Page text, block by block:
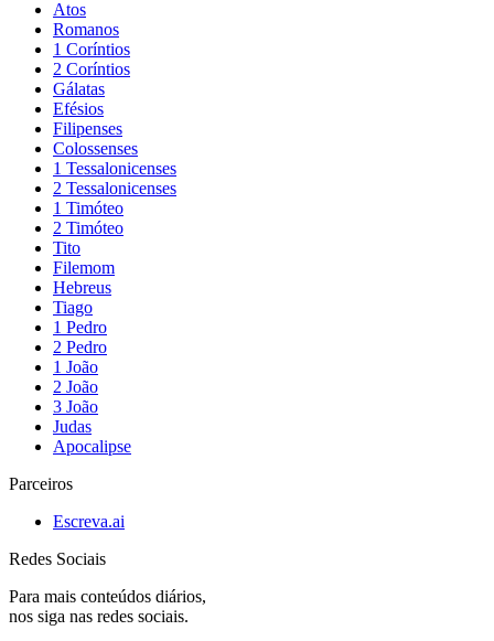
Atos
Romanos
1 Coríntios
2 Coríntios
Gálatas
Efésios
Filipenses
Colossenses
1 Tessalonicenses
2 Tessalonicenses
1 Timóteo
2 Timóteo
Tito
Filemom
Hebreus
Tiago
1 Pedro
2 Pedro
1 João
2 João
3 João
Judas
Apocalipse
Parceiros
Escreva.ai
Redes Sociais
Para mais conteúdos diários,
nos siga nas redes sociais.